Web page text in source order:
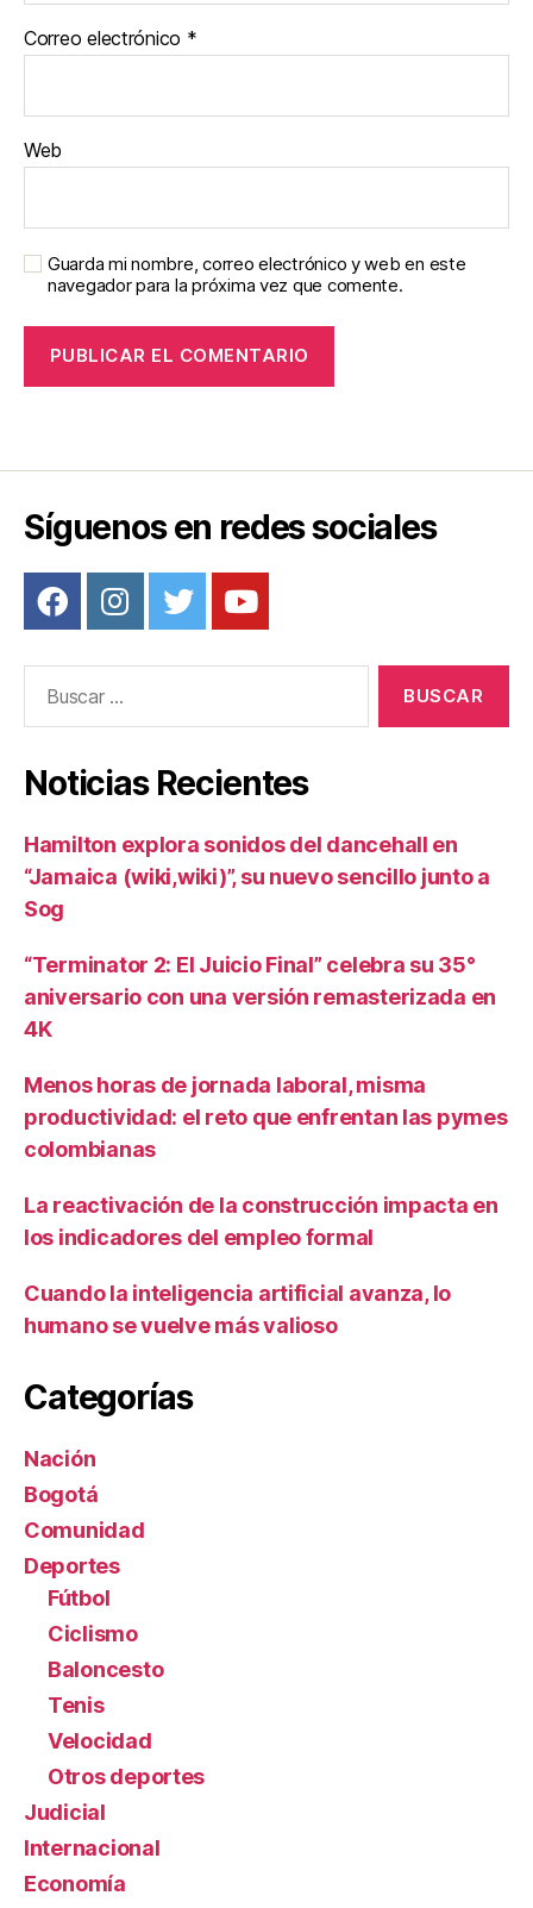
Correo electrónico *
Web
Guarda mi nombre, correo electrónico y web en este
navegador para la próxima vez que comente.
Síguenos en redes sociales
Noticias Recientes
Hamilton explora sonidos del dancehall en
“Jamaica (wiki,wiki)”, su nuevo sencillo junto a
Sog
“Terminator 2: El Juicio Final” celebra su 35°
aniversario con una versión remasterizada en
4K
Menos horas de jornada laboral, misma
productividad: el reto que enfrentan las pymes
colombianas
La reactivación de la construcción impacta en
los indicadores del empleo formal
Cuando la inteligencia artificial avanza, lo
humano se vuelve más valioso
Categorías
Nación
Bogotá
Comunidad
Deportes
Fútbol
Ciclismo
Baloncesto
Tenis
Velocidad
Otros deportes
Judicial
Internacional
Economía